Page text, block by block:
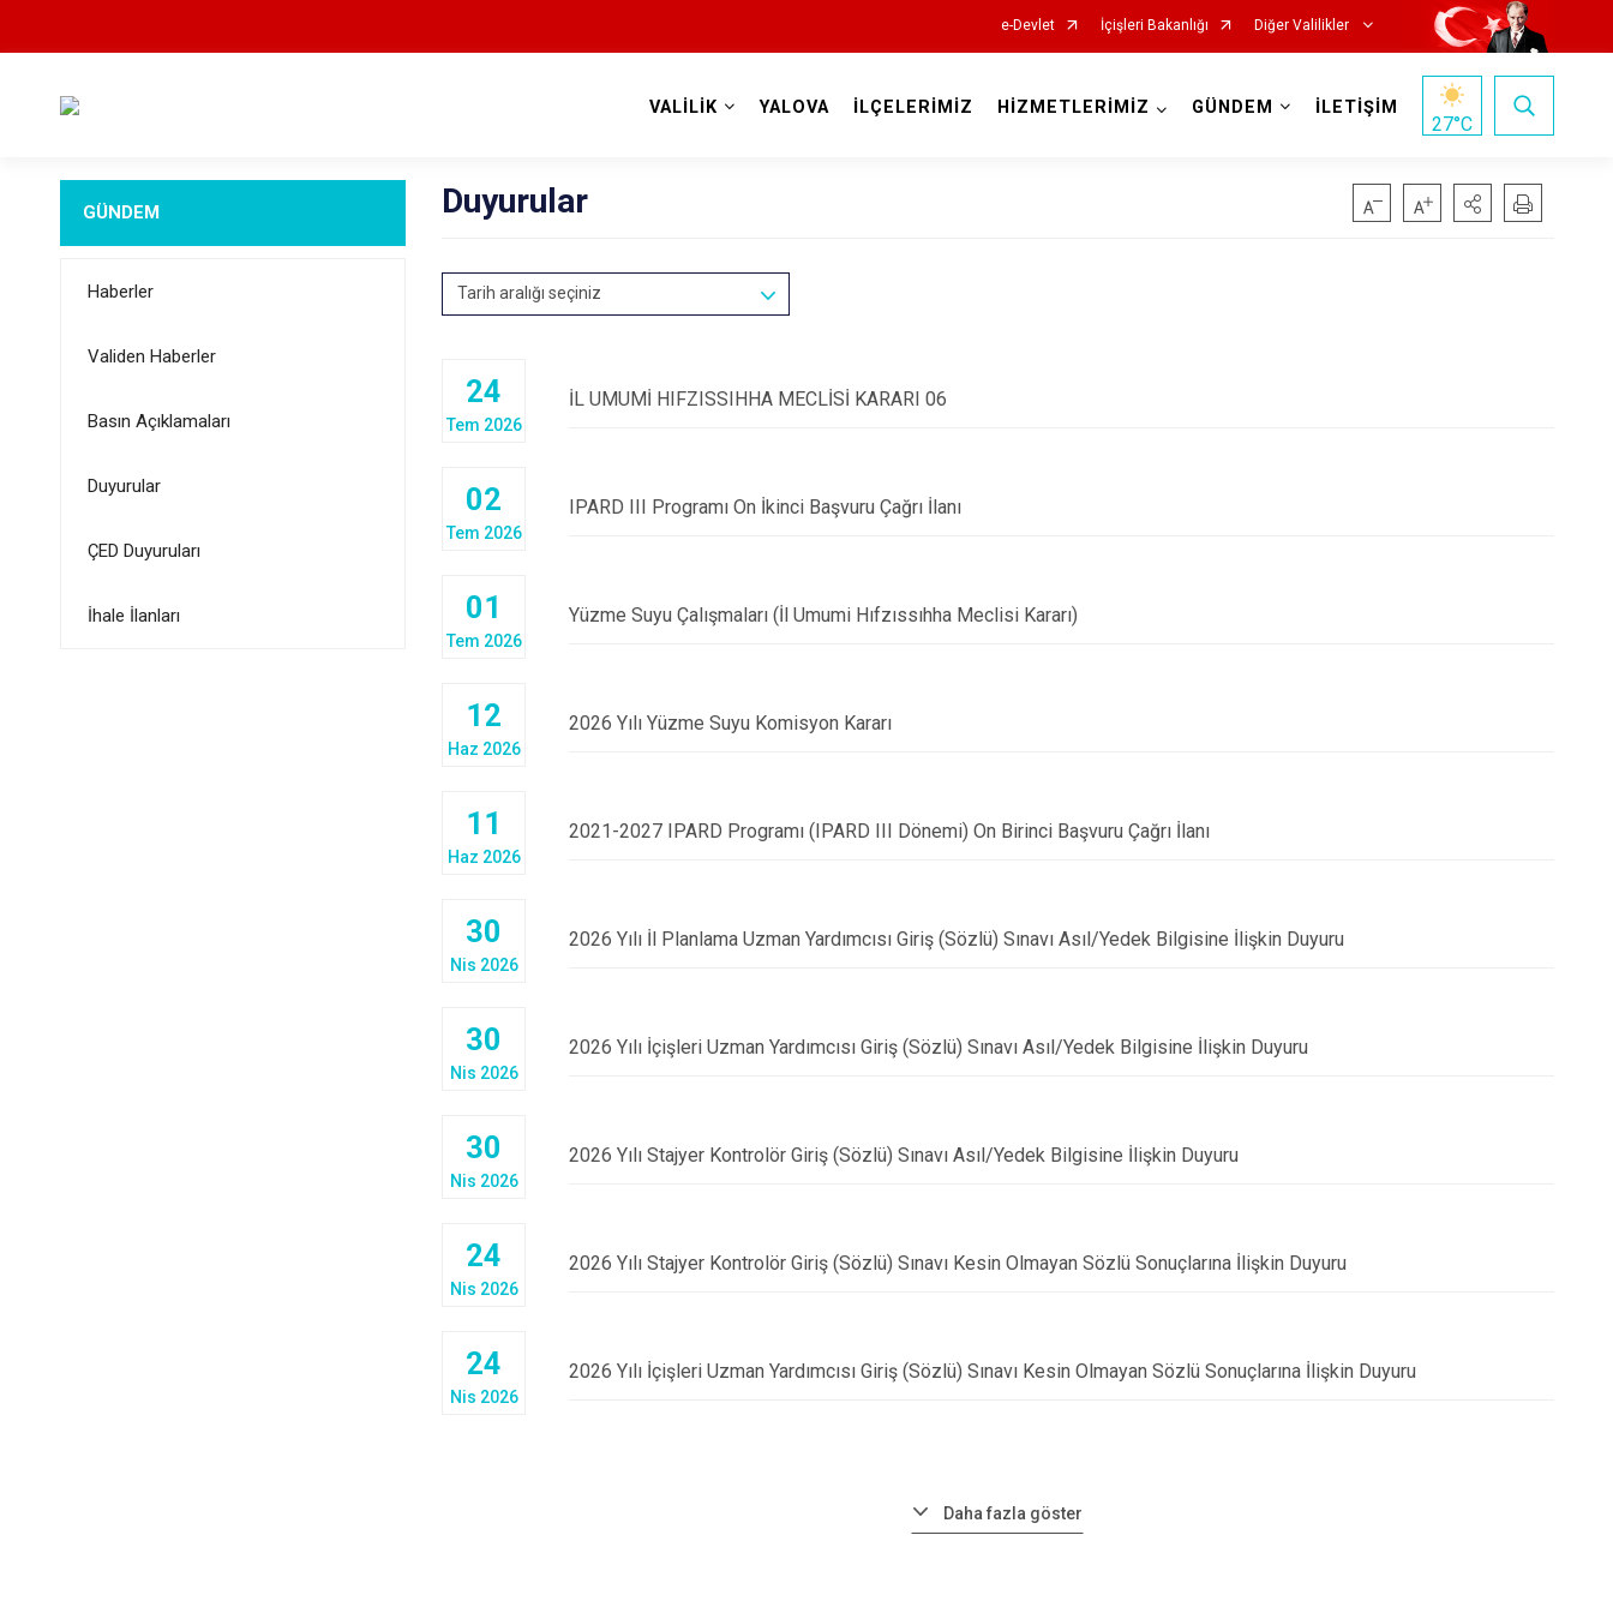
e-Devlet İçişleri Bakanlığı Diğer Valilikler
VALİLİK YALOVA İLÇELERİMİZ HİZMETLERİMİZ GÜNDEM İLETİŞİM
27°C
GÜNDEM
Haberler
Validen Haberler
Basın Açıklamaları
Duyurular
ÇED Duyuruları
İhale İlanları
Duyurular
Tarih aralığı seçiniz
24
Tem 2026
İL UMUMİ HIFZISSIHHA MECLİSİ KARARI 06
02
Tem 2026
IPARD III Programı On İkinci Başvuru Çağrı İlanı
01
Tem 2026
Yüzme Suyu Çalışmaları (İl Umumi Hıfzıssıhha Meclisi Kararı)
12
Haz 2026
2026 Yılı Yüzme Suyu Komisyon Kararı
11
Haz 2026
2021-2027 IPARD Programı (IPARD III Dönemi) On Birinci Başvuru Çağrı İlanı
30
Nis 2026
2026 Yılı İl Planlama Uzman Yardımcısı Giriş (Sözlü) Sınavı Asıl/Yedek Bilgisine İlişkin Duyuru
30
Nis 2026
2026 Yılı İçişleri Uzman Yardımcısı Giriş (Sözlü) Sınavı Asıl/Yedek Bilgisine İlişkin Duyuru
30
Nis 2026
2026 Yılı Stajyer Kontrolör Giriş (Sözlü) Sınavı Asıl/Yedek Bilgisine İlişkin Duyuru
24
Nis 2026
2026 Yılı Stajyer Kontrolör Giriş (Sözlü) Sınavı Kesin Olmayan Sözlü Sonuçlarına İlişkin Duyuru
24
Nis 2026
2026 Yılı İçişleri Uzman Yardımcısı Giriş (Sözlü) Sınavı Kesin Olmayan Sözlü Sonuçlarına İlişkin Duyuru
Daha fazla göster